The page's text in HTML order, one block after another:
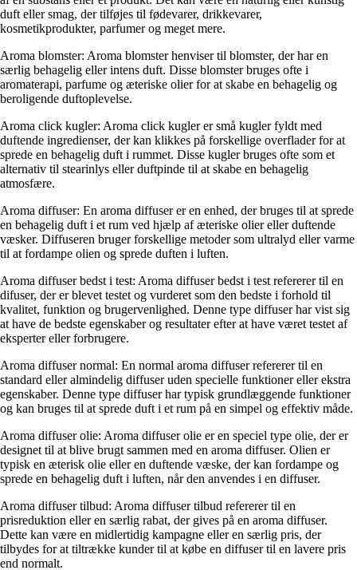
duft eller smag, der tilføjes til fødevarer, drikkevarer,
kosmetikprodukter, parfumer og meget mere.
Aroma blomster: Aroma blomster henviser til blomster, der har en
særlig behagelig eller intens duft. Disse blomster bruges ofte i
aromaterapi, parfume og æteriske olier for at skabe en behagelig og
beroligende duftoplevelse.
Aroma click kugler: Aroma click kugler er små kugler fyldt med
duftende ingredienser, der kan klikkes på forskellige overflader for at
sprede en behagelig duft i rummet. Disse kugler bruges ofte som et
alternativ til stearinlys eller duftpinde til at skabe en behagelig
atmosfære.
Aroma diffuser: En aroma diffuser er en enhed, der bruges til at sprede
en behagelig duft i et rum ved hjælp af æteriske olier eller duftende
væsker. Diffuseren bruger forskellige metoder som ultralyd eller varme
til at fordampe olien og sprede duften i luften.
Aroma diffuser bedst i test: Aroma diffuser bedst i test refererer til en
difuser, der er blevet testet og vurderet som den bedste i forhold til
kvalitet, funktion og brugervenlighed. Denne type diffuser har vist sig
at have de bedste egenskaber og resultater efter at have været testet af
eksperter eller forbrugere.
Aroma diffuser normal: En normal aroma diffuser refererer til en
standard eller almindelig diffuser uden specielle funktioner eller ekstra
egenskaber. Denne type diffuser har typisk grundlæggende funktioner
og kan bruges til at sprede duft i et rum på en simpel og effektiv måde.
Aroma diffuser olie: Aroma diffuser olie er en speciel type olie, der er
designet til at blive brugt sammen med en aroma diffuser. Olien er
typisk en æterisk olie eller en duftende væske, der kan fordampe og
sprede en behagelig duft i luften, når den anvendes i en diffuser.
Aroma diffuser tilbud: Aroma diffuser tilbud refererer til en
prisreduktion eller en særlig rabat, der gives på en aroma diffuser.
Dette kan være en midlertidig kampagne eller en særlig pris, der
tilbydes for at tiltrække kunder til at købe en diffuser til en lavere pris
end normalt.